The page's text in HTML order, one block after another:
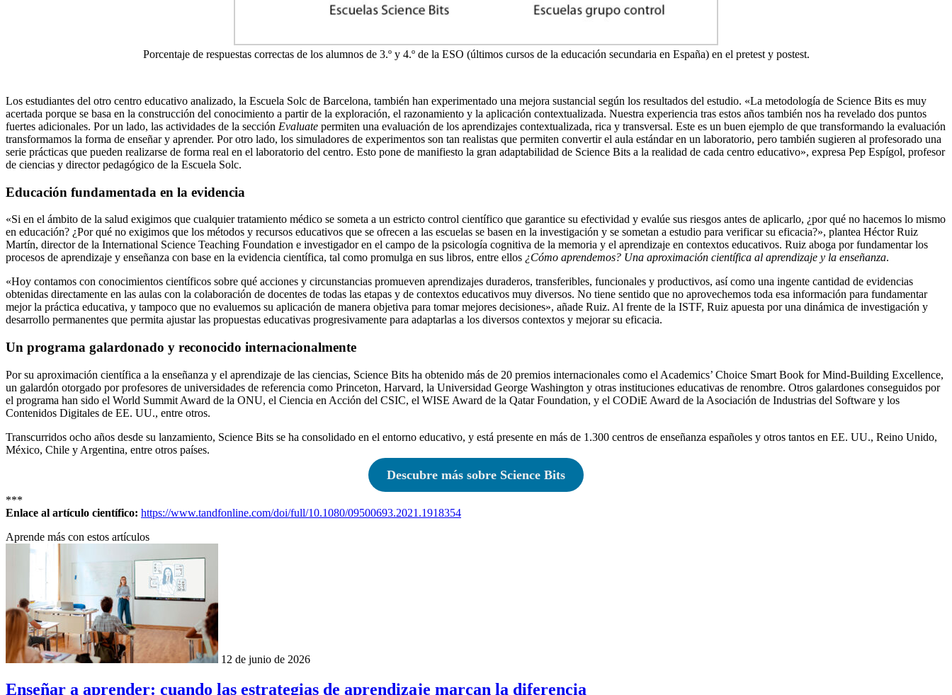
Porcentaje de respuestas correctas de los alumnos de 3.º y 4.º de la ESO (últimos cursos de la educación secundaria en España) en el pretest y postest.
Los estudiantes del otro centro educativo analizado, la Escuela Solc de Barcelona, también han experimentado una mejora sustancial según los resultados del estudio. «La metodología de Science Bits es muy
acertada porque se basa en la construcción del conocimiento a partir de la exploración, el razonamiento y la aplicación contextualizada. Nuestra experiencia tras estos años también nos ha revelado dos puntos
fuertes adicionales. Por un lado, las actividades de la sección Evaluate permiten una evaluación de los aprendizajes contextualizada, rica y transversal. Este es un buen ejemplo de que transformando la evaluación
transformamos la forma de enseñar y aprender. Por otro lado, los simuladores de experimentos son tan realistas que permiten convertir el aula estándar en un laboratorio, pero también sugieren al profesorado una
serie prácticas que pueden realizarse de forma real en el laboratorio del centro. Esto pone de manifiesto la gran adaptabilidad de Science Bits a la realidad de cada centro educativo», expresa Pep Espígol, profesor
de ciencias y director pedagógico de la Escuela Solc.
Educación fundamentada en la evidencia
«Si en el ámbito de la salud exigimos que cualquier tratamiento médico se someta a un estricto control científico que garantice su efectividad y evalúe sus riesgos antes de aplicarlo, ¿por qué no hacemos lo mismo
en educación? ¿Por qué no exigimos que los métodos y recursos educativos que se ofrecen a las escuelas se basen en la investigación y se sometan a estudio para verificar su eficacia?», plantea Héctor Ruiz
Martín, director de la International Science Teaching Foundation e investigador en el campo de la psicología cognitiva de la memoria y el aprendizaje en contextos educativos. Ruiz aboga por fundamentar los
procesos de aprendizaje y enseñanza con base en la evidencia científica, tal como promulga en sus libros, entre ellos ¿Cómo aprendemos? Una aproximación científica al aprendizaje y la enseñanza.
«Hoy contamos con conocimientos científicos sobre qué acciones y circunstancias promueven aprendizajes duraderos, transferibles, funcionales y productivos, así como una ingente cantidad de evidencias
obtenidas directamente en las aulas con la colaboración de docentes de todas las etapas y de contextos educativos muy diversos. No tiene sentido que no aprovechemos toda esa información para fundamentar
mejor la práctica educativa, y tampoco que no evaluemos su aplicación de manera objetiva para tomar mejores decisiones», añade Ruiz. Al frente de la ISTF, Ruiz apuesta por una dinámica de investigación y
desarrollo permanentes que permita ajustar las propuestas educativas progresivamente para adaptarlas a los diversos contextos y mejorar su eficacia.
Un programa galardonado y reconocido internacionalmente
Por su aproximación científica a la enseñanza y el aprendizaje de las ciencias, Science Bits ha obtenido más de 20 premios internacionales como el Academics’ Choice Smart Book for Mind-Building Excellence,
un galardón otorgado por profesores de universidades de referencia como Princeton, Harvard, la Universidad George Washington y otras instituciones educativas de renombre. Otros galardones conseguidos por
el programa han sido el World Summit Award de la ONU, el Ciencia en Acción del CSIC, el WISE Award de la Qatar Foundation, y el CODiE Award de la Asociación de Industrias del Software y los
Contenidos Digitales de EE. UU., entre otros.
Transcurridos ocho años desde su lanzamiento, Science Bits se ha consolidado en el entorno educativo, y está presente en más de 1.300 centros de enseñanza españoles y otros tantos en EE. UU., Reino Unido,
México, Chile y Argentina, entre otros países.
Descubre más sobre Science Bits
***
Enlace al artículo científico: https://www.tandfonline.com/doi/full/10.1080/09500693.2021.1918354
Aprende más con estos artículos
12 de junio de 2026
Enseñar a aprender: cuando las estrategias de aprendizaje marcan la diferencia